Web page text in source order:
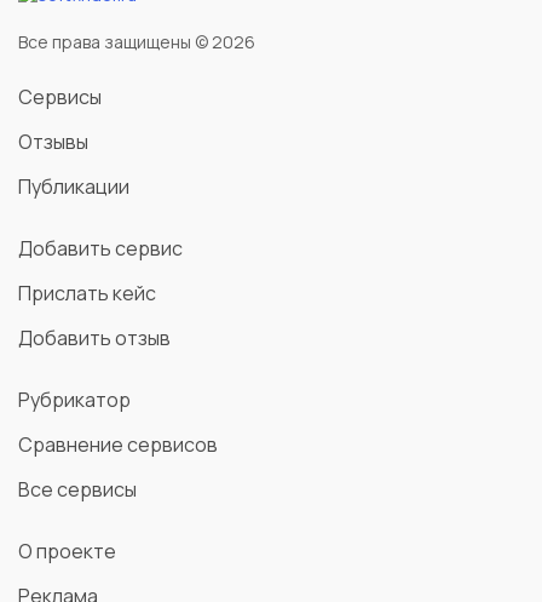
Все права защищены © 2026
Сервисы
Отзывы
Публикации
Добавить сервис
Прислать кейс
Добавить отзыв
Рубрикатор
Сравнение сервисов
Все сервисы
О проекте
Реклама